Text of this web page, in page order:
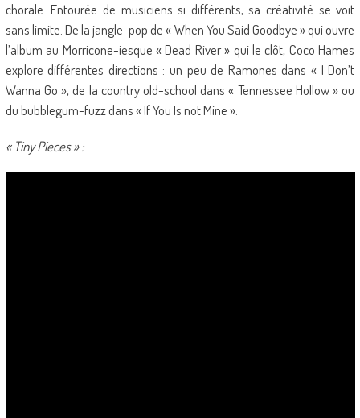
chorale. Entourée de musiciens si différents, sa créativité se voit
sans limite. De la jangle-pop de « When You Said Goodbye » qui ouvre
l’album au Morricone-iesque « Dead River » qui le clôt, Coco Hames
explore différentes directions : un peu de Ramones dans « I Don’t
Wanna Go », de la country old-school dans « Tennessee Hollow » ou
du bubblegum-fuzz dans « If You Is not Mine ».
« Tiny Pieces » :